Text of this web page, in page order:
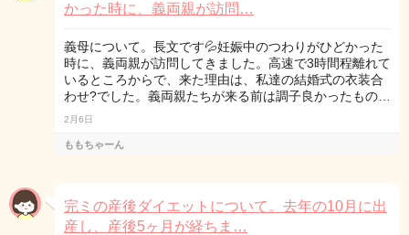
かった時に、義両親が訪問…
義母について。長文です💦妊娠中のつわりがひどかった
時に、義両親が訪問してきました。高速で3時間程離れて
いるところからで、来た理由は、私達の結婚式の衣装合
わせ?でした。義両親たちが来る前は調子良かったもの…
2月6日
ももちゃーん
完ミの産後ダイエットについて。去年の10月に出
産し、産後5ヶ月が経ちま…